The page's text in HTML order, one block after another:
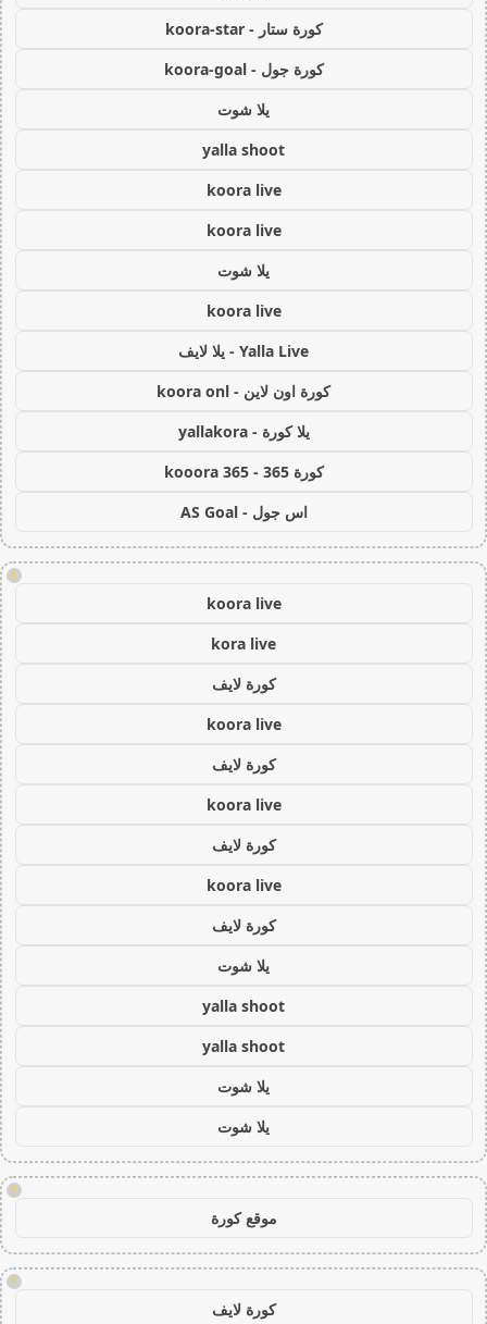
كورة ستار - koora-star
كورة جول - koora-goal
يلا شوت
yalla shoot
koora live
koora live
يلا شوت
koora live
Yalla Live - يلا لايف
كورة اون لاين - koora onl
يلا كورة - yallakora
كورة 365 - kooora 365
اس جول - AS Goal
!
koora live
kora live
كورة لايف
koora live
كورة لايف
koora live
كورة لايف
koora live
كورة لايف
يلا شوت
yalla shoot
yalla shoot
يلا شوت
يلا شوت
!
موقع كورة
!
كورة لايف